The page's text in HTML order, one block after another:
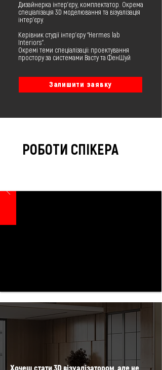
Дизайнерка інтер'єру, комплектатор. Окрема
спеціалізація 3D моделювання та візуалізація
інтер'єру.
Керівник студії інтер'єру “Hermes lab
Interiors”.
Окремі теми спеціалізаціі: проектування
простору за системами Васту та ФенШуй
Залишити заявку
РОБОТИ СПІКЕРА